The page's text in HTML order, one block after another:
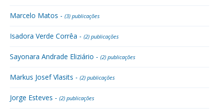
Marcelo Matos - (3) publicações
Isadora Verde Corrêa - (2) publicações
Sayonara Andrade Eliziário - (2) publicações
Markus Josef Vlasits - (2) publicações
Jorge Esteves - (2) publicações